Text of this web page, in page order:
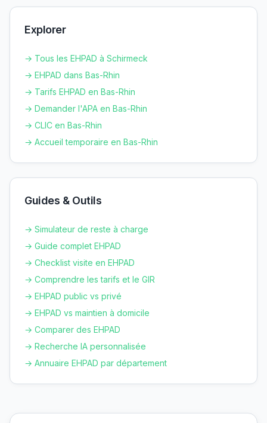
Explorer
→ Tous les EHPAD à Schirmeck
→ EHPAD dans Bas-Rhin
→ Tarifs EHPAD en Bas-Rhin
→ Demander l'APA en Bas-Rhin
→ CLIC en Bas-Rhin
→ Accueil temporaire en Bas-Rhin
Guides & Outils
→ Simulateur de reste à charge
→ Guide complet EHPAD
→ Checklist visite en EHPAD
→ Comprendre les tarifs et le GIR
→ EHPAD public vs privé
→ EHPAD vs maintien à domicile
→ Comparer des EHPAD
→ Recherche IA personnalisée
→ Annuaire EHPAD par département